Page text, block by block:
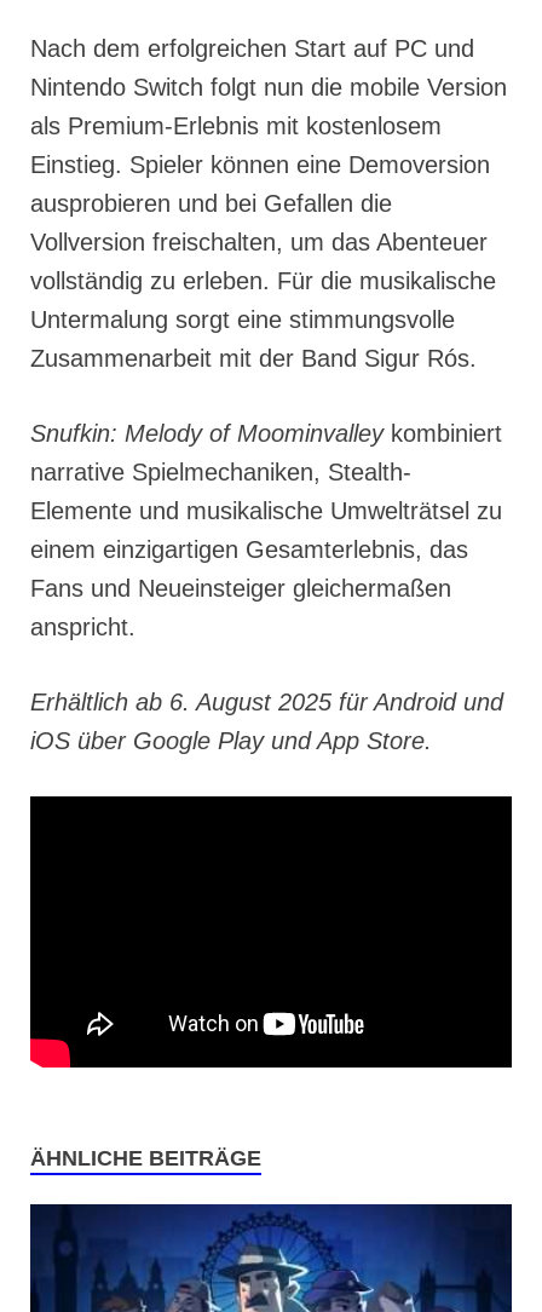
Nach dem erfolgreichen Start auf PC und
Nintendo Switch folgt nun die mobile Version
als Premium-Erlebnis mit kostenlosem
Einstieg. Spieler können eine Demoversion
ausprobieren und bei Gefallen die
Vollversion freischalten, um das Abenteuer
vollständig zu erleben. Für die musikalische
Untermalung sorgt eine stimmungsvolle
Zusammenarbeit mit der Band Sigur Rós.
Snufkin: Melody of Moominvalleykombiniert
narrative Spielmechaniken, Stealth-
Elemente und musikalische Umwelträtsel zu
einem einzigartigen Gesamterlebnis, das
Fans und Neueinsteiger gleichermaßen
anspricht.
Erhältlich ab 6. August 2025 für Android und
iOS über Google Play und App Store.
ÄHNLICHE BEITRÄGE